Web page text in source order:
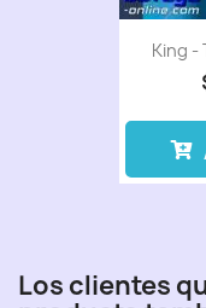
King -
Los clientes